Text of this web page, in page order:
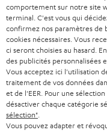
e
w
s
l
e
t
t
STEREO
SMART HOME
BLUETOOTH
CASQUES AUDIO
CASQUES BLUETOOTH
PRESSE
B2B
BLOG
NEWSLETTER
MAGASINS
AUTRICHE
SUISSE
PAYS-BAS
BELGIQUE
comportement sur notre site
terminal. C'est vous qui
confirmez nos paramètres de
cookies nécessaires. Vous
ci seront choisies au hasard.
des publicités personnalisées
Vous acceptez ici l'utilisation
traitement de vos données
et de l'EER. Pour une
désactiver chaque catégorie
sélection"
Vous pouvez adapter et